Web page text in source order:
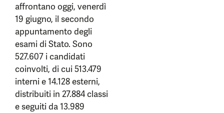
affrontano oggi, venerdì
19 giugno, il secondo
appuntamento degli
esami di Stato. Sono
527.607 i candidati
coinvolti, di cui 513.479
interni e 14.128 esterni,
distribuiti in 27.884 classi
e seguiti da 13.989